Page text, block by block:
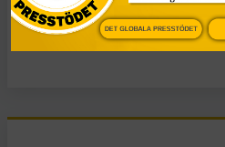
Nyheter António
Israel
DET GLOBALA PRESSTÖDET